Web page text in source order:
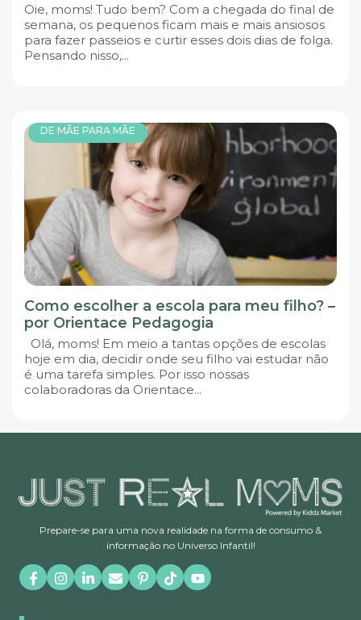
Oie, moms! Tudo bem? Com a chegada do final de
semana, os pequenos ficam mais e mais ansiosos
para fazer passeios e curtir esses dois dias de folga.
Pensando nisso,...
DE MÃE PARA MÃE
Como escolher a escola para meu filho? –
por Orientace Pedagogia
Olá, moms! Em meio a tantas opções de escolas
hoje em dia, decidir onde seu filho vai estudar não
é uma tarefa simples. Por isso nossas
colaboradoras da Orientace...
Prepare-se para uma nova realidade na forma de consumo &
informação no Universo Infantil!